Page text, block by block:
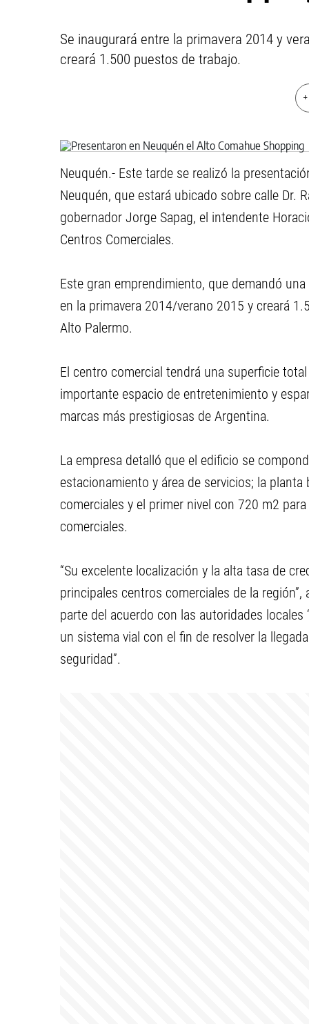
Se inaugurará entre la primavera 2014 y
creará 1.500 puestos de trabajo.
Neuquén.- Este tarde se realizó la
Neuquén, que estará ubicado sobre calle Dr.
gobernador Jorge Sapag, el intendente
Centros Comerciales.
Este gran emprendimiento, que demandó
en la primavera 2014/verano 2015 y creará
Alto Palermo.
El centro comercial tendrá una superficie
importante espacio de entretenimiento y
marcas más prestigiosas de Argentina.
La empresa detalló que el edificio se
estacionamiento y área de servicios; la
comerciales y el primer nivel con 720 m2
comerciales.
“Su excelente localización y la alta tasa de
principales centros comerciales de la
parte del acuerdo con las autoridades locales
un sistema vial con el fin de resolver la
seguridad”.